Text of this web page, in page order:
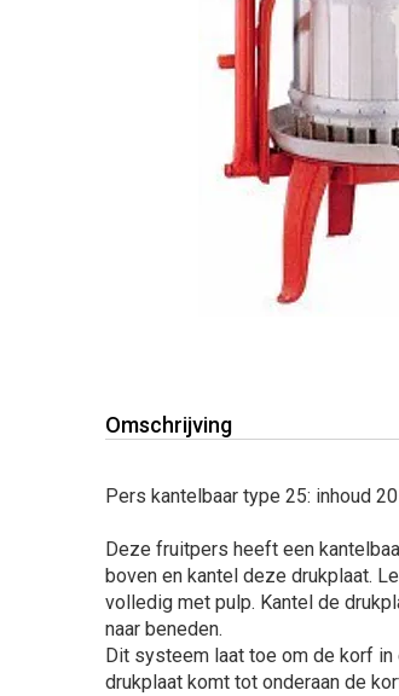
Omschrijving
Pers kantelbaar type 25: inhoud
Deze fruitpers heeft een
boven en kantel deze drukplaat.
volledig met pulp. Kantel de
naar beneden.
Dit systeem laat toe om de korf
drukplaat komt tot onderaan de